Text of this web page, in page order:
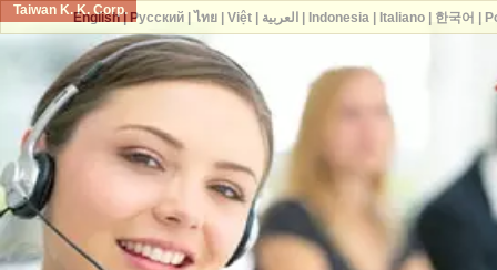
Taiwan K. K. Corp.
English| Русский| ไทย| Việt| العربية Indonesia| Italiano| 한국어